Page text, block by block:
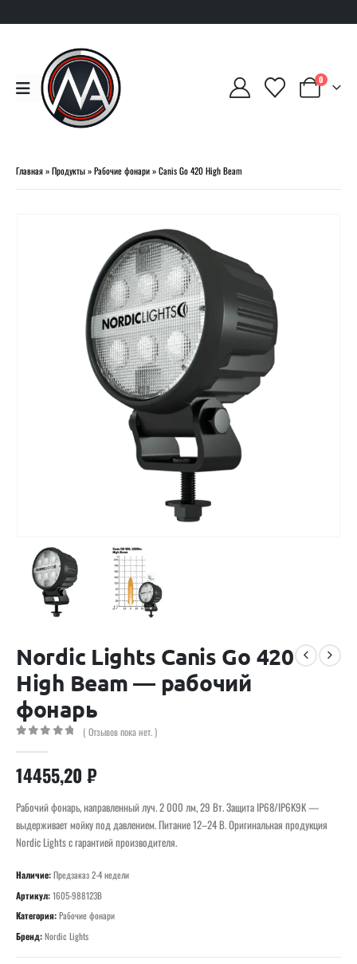
0
Главная»Продукты»Рабочие фонари»Canis Go 420 High Beam
Nordic Lights Canis Go 420
High Beam — рабочий
фонарь
( Отзывов пока нет. )
14455,20 ₽
Рабочий фонарь, направленный луч. 2 000 лм, 29 Вт. Защита IP68/IP6K9K —
выдерживает мойку под давлением. Питание 12–24 В. Оригинальная продукция
Nordic Lights с гарантией производителя.
Наличие:Предзаказ 2-4 недели
Артикул:1605-988123B
Категория:Рабочие фонари
Бренд:Nordic Lights